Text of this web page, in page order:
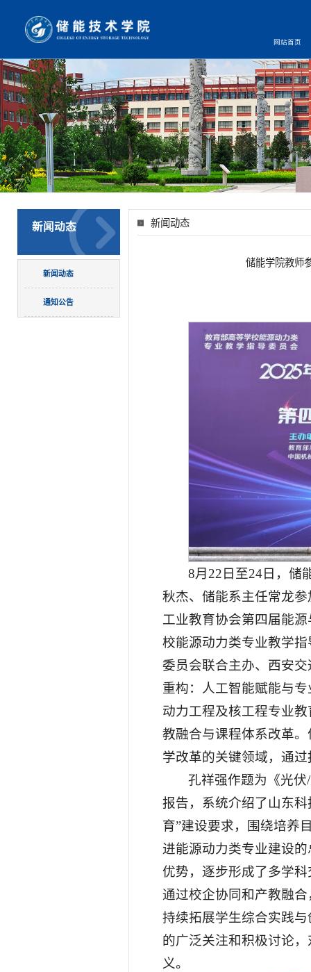
网站首页
新闻动态
新闻动态
通知公告
新闻动态
储能学院教师
8月22日至24日，储
秋杰、储能系主任常龙
工业教育协会第四届能
校能源动力类专业教学
委员会联合主办、西安
重构：人工智能赋能与
动力工程及核工程专业
教融合与课程体系改革
学改革的关键领域，通
孔祥强作题为《光
报告，系统介绍了山东
育”建设要求，围绕培养
进能源动力类专业建设
优势，逐步形成了多学
通过校企协同和产教融
持续拓展学生综合实践
的广泛关注和积极讨论
义。